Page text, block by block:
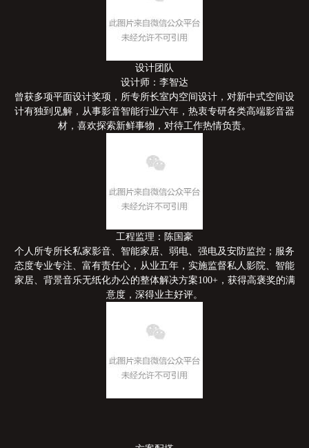
设计团队
设计师：李智达
曾获多项平面设计奖项，所专所长室内空间设计，对新中式空间设
计有独到见解，从事影音智能行业六年，热衷专研各类高端影音器
材，喜欢探索新鲜事物，对待工作热情负责。
工程监理：陈国豪
个人所专所长私家影音、智能家居、弱电、强电及安防监控；服务
态度专业专注、富有责任心，从业五年，实施监督私人影院、智能
家居、背景音乐无纸化办公的整体解决方案100+，获得高褒奖的满
意度，深得业主好评。